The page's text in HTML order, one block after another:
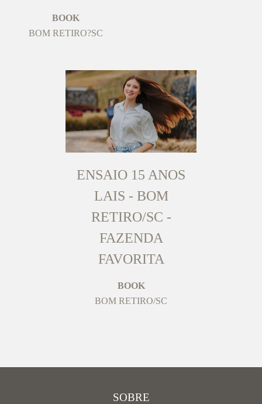
BOOK
BOM RETIRO?SC
ENSAIO 15 ANOS
LAIS - BOM
RETIRO/SC -
FAZENDA
FAVORITA
BOOK
BOM RETIRO/SC
SOBRE